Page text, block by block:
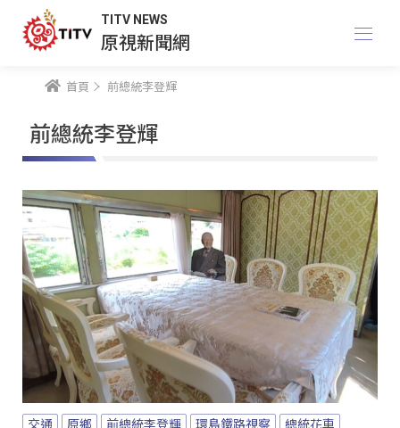
TITV NEWS
原視新聞網
首頁 前總統李登輝
前總統李登輝
交通 原鄉 前總統李登輝 環島鐵路視察 總統花車